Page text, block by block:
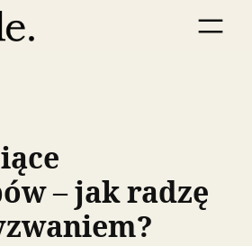
– jak radzę